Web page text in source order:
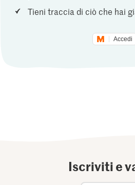
Tieni traccia di ciò che hai
Accedi
Iscriviti e